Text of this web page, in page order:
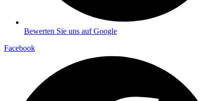
Bewerten Sie uns auf Google
Facebook